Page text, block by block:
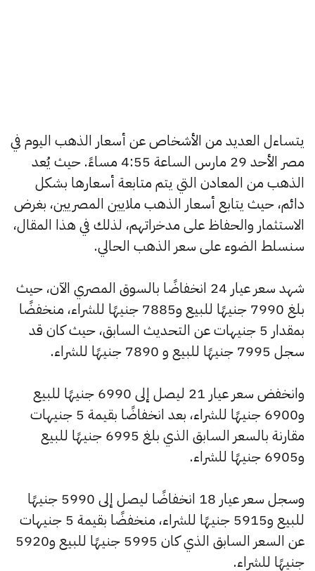
يتساءل العديد من الأشخاص عن أسعار الذهب اليوم في
مصر الأحد 29 مارس الساعة 4:55 مساءً. حيث يُعد
الذهب من المعادن التي يتم متابعة أسعارها بشكل
دائم، حيث يتابع أسعار الذهب ملايين المصريين، بغرض
الاستثمار والحفاظ على مدخراتهم، لذلك في هذا المقال،
سنسلط الضوء على سعر الذهب الحالي.
شهد سعر عيار 24 انخفاضًا بالسوق المصري الآن، حيث
بلغ 7990 جنيهًا للبيع و7885 جنيهًا للشراء، منخفضًا
بمقدار 5 جنيهات عن التحديث السابق، حيث كان قد
سجل 7995 جنيهًا للبيع و 7890 جنيهًا للشراء.
وانخفض سعر عيار 21 ليصل إلى 6990 جنيهًا للبيع
و6900 جنيهًا للشراء، بعد انخفاضًا بقيمة 5 جنيهات
مقارنة بالسعر السابق الذي بلغ 6995 جنيهًا للبيع
و6905 جنيهًا للشراء.
وسجل سعر عيار 18 انخفاضًا ليصل إلى 5990 جنيهًا
للبيع و5915 جنيهًا للشراء، منخفضًا بقيمة 5 جنيهات
عن السعر السابق الذي كان 5995 جنيهًا للبيع و5920
جنيهًا للشراء.